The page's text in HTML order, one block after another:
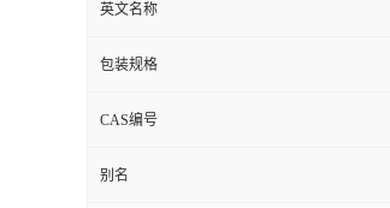
英文名称
包装规格
CAS编号
别名